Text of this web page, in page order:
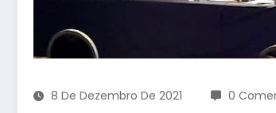
8 De Dezembro De 2021 0